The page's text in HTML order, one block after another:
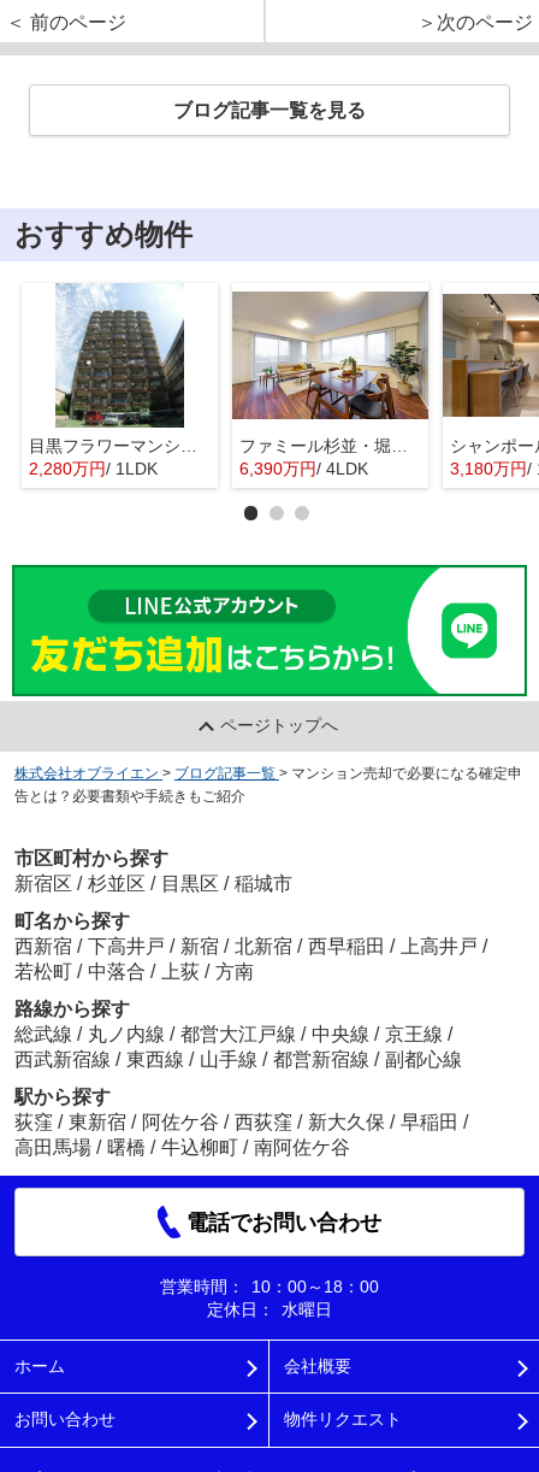
＜ 前のページ
＞次のページ
ブログ記事一覧を見る
おすすめ物件
目黒フラワーマンション 11階部分
2,280万円/ 1LDK
ファミール杉並・堀ノ内ガーデンテラス
6,390万円/ 4LDK 3,180万円/
ページトップへ
株式会社オブライエン > ブログ記事一覧 > マンション売却で必要になる確定申
告とは？必要書類や手続きもご紹介
市区町村から探す
新宿区 / 杉並区 / 目黒区 / 稲城市
町名から探す
西新宿 / 下高井戸 / 新宿 / 北新宿 / 西早稲田 / 上高井戸 /
若松町 / 中落合 / 上荻 / 方南
路線から探す
総武線 / 丸ノ内線 / 都営大江戸線 / 中央線 / 京王線 /
西武新宿線 / 東西線 / 山手線 / 都営新宿線 / 副都心線
駅から探す
荻窪 / 東新宿 / 阿佐ケ谷 / 西荻窪 / 新大久保 / 早稲田 /
高田馬場 / 曙橋 / 牛込柳町 / 南阿佐ケ谷
電話でお問い合わせ
営業時間：
10：00～18：00
定休日：
水曜日
ホーム 会社概要
お問い合わせ 物件リクエスト